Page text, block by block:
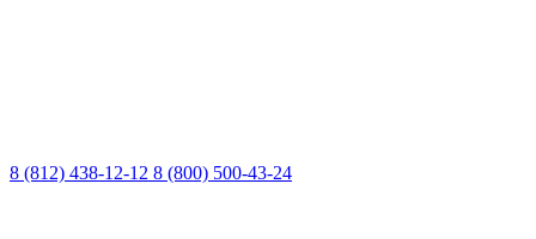
8 (812) 438-12-12 8 (800) 500-43-24